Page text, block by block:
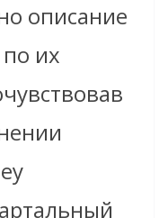
описание
их